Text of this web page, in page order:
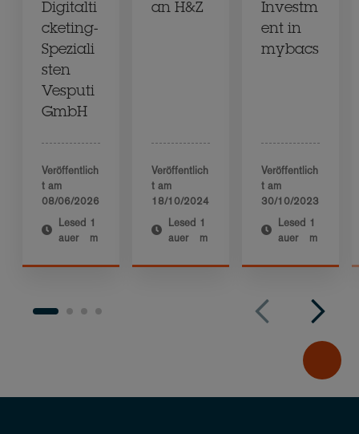
Digitalti
cketing-
Speziali
sten
Vesputi
GmbH
Veröffentlich
t am
08/06/2026
Lesed
auer
1
m
an H&Z
Veröffentlich
t am
18/10/2024
Lesed
auer
1
m
Investm
ent in
mybacs
Veröffentlich
t am
30/10/2023
Lesed
auer
1
m